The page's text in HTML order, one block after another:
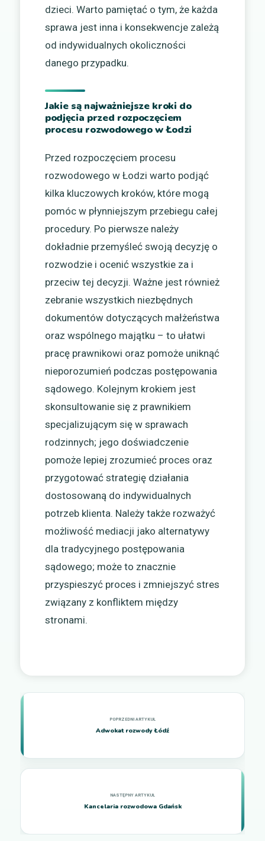
dzieci. Warto pamiętać o tym, że każda
sprawa jest inna i konsekwencje zależą
od indywidualnych okoliczności
danego przypadku.
Jakie są najważniejsze kroki do
podjęcia przed rozpoczęciem
procesu rozwodowego w Łodzi
Przed rozpoczęciem procesu
rozwodowego w Łodzi warto podjąć
kilka kluczowych kroków, które mogą
pomóc w płynniejszym przebiegu całej
procedury. Po pierwsze należy
dokładnie przemyśleć swoją decyzję o
rozwodzie i ocenić wszystkie za i
przeciw tej decyzji. Ważne jest również
zebranie wszystkich niezbędnych
dokumentów dotyczących małżeństwa
oraz wspólnego majątku – to ułatwi
pracę prawnikowi oraz pomoże uniknąć
nieporozumień podczas postępowania
sądowego. Kolejnym krokiem jest
skonsultowanie się z prawnikiem
specjalizującym się w sprawach
rodzinnych; jego doświadczenie
pomoże lepiej zrozumieć proces oraz
przygotować strategię działania
dostosowaną do indywidualnych
potrzeb klienta. Należy także rozważyć
możliwość mediacji jako alternatywy
dla tradycyjnego postępowania
sądowego; może to znacznie
przyspieszyć proces i zmniejszyć stres
związany z konfliktem między
stronami.
Adwokat rozwody Łódź
Kancelaria rozwodowa Gdańsk